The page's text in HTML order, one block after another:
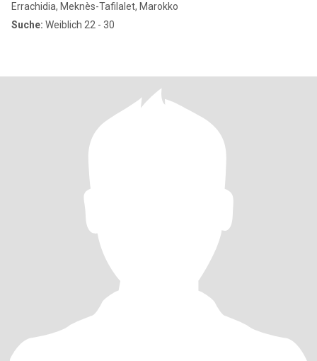
Errachidia, Meknès-Tafilalet, Marokko
Suche: Weiblich 22 - 30